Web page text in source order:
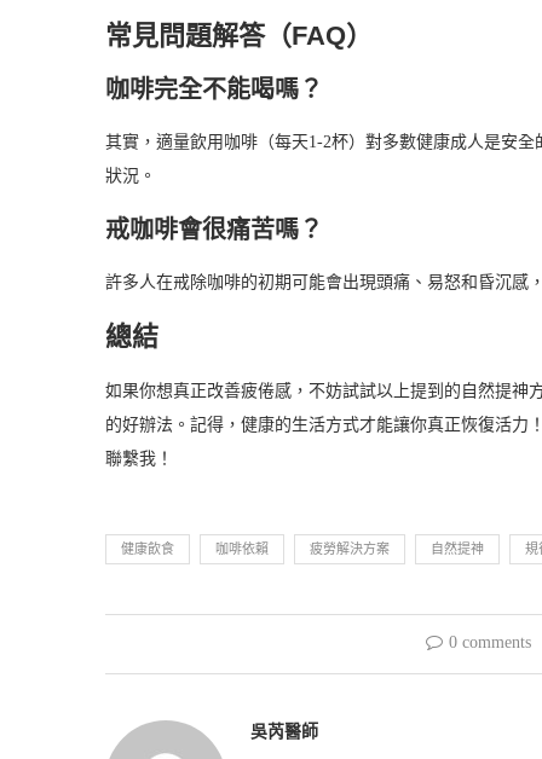
常見問題解答（FAQ）
咖啡完全不能喝嗎？
其實，適量飲用咖啡（每天1-2杯）對多數健康成人是安
狀況。
戒咖啡會很痛苦嗎？
許多人在戒除咖啡的初期可能會出現頭痛、易怒和昏沉感
總結
如果你想真正改善疲倦感，不妨試試以上提到的自然提神
的好辦法。記得，健康的生活方式才能讓你真正恢復活力
聯繫我！
健康飲食 咖啡依賴 疲勞解決方案 自然提神 規
0 comments
吳芮醫師